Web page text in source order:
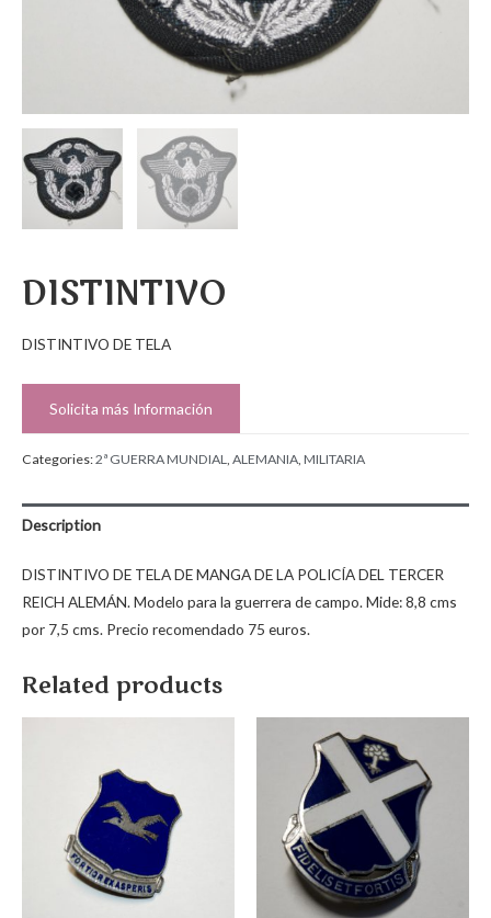
DISTINTIVO
DISTINTIVO DE TELA
Solicita más Información
Categories:2ª GUERRA MUNDIAL, ALEMANIA, MILITARIA
Description
DISTINTIVO DE TELA DE MANGA DE LA POLICÍA DEL TERCER
REICH ALEMÁN. Modelo para la guerrera de campo. Mide: 8,8 cms
por 7,5 cms. Precio recomendado 75 euros.
Related products